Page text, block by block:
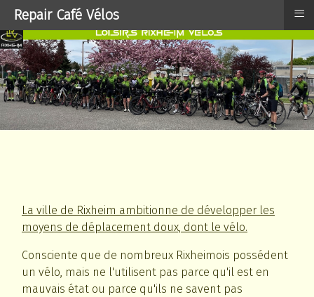
La ville de Rixheim ambitionne de développer les
moyens de déplacement doux, dont le vélo.
Consciente que de nombreux Rixheimois possédent
un vélo, mais ne l'utilisent pas parce qu'il est en
mauvais état ou parce qu'ils ne savent pas
Repair Café Vélos ≡